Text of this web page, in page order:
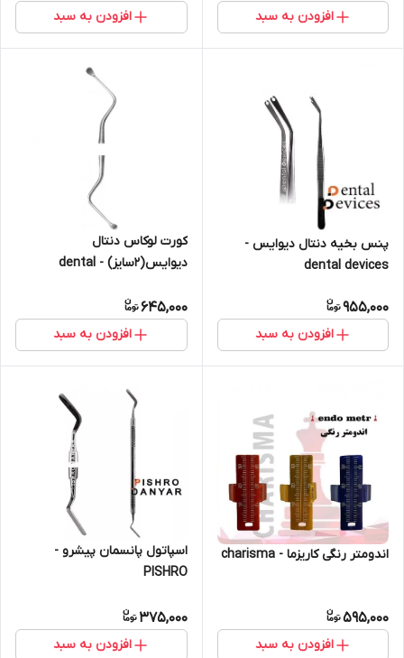
افزودن به سبد افزودن به سبد
پنس بخیه دنتال دیوایس -
dental devices
955,000
افزودن به سبد
کورت لوکاس دنتال
دیوایس(۲سایز) - dental
645,000
افزودن به سبد
اندومتر رنگی کاریزما - charisma
595,000
افزودن به سبد
اسپاتول پانسمان پیشرو -
PISHRO
375,000
افزودن به سبد